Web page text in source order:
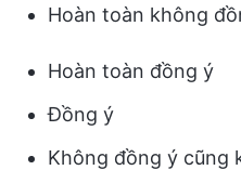
Hoàn toàn không
Hoàn toàn đồng ý
Đồng ý
Không đồng ý cũng